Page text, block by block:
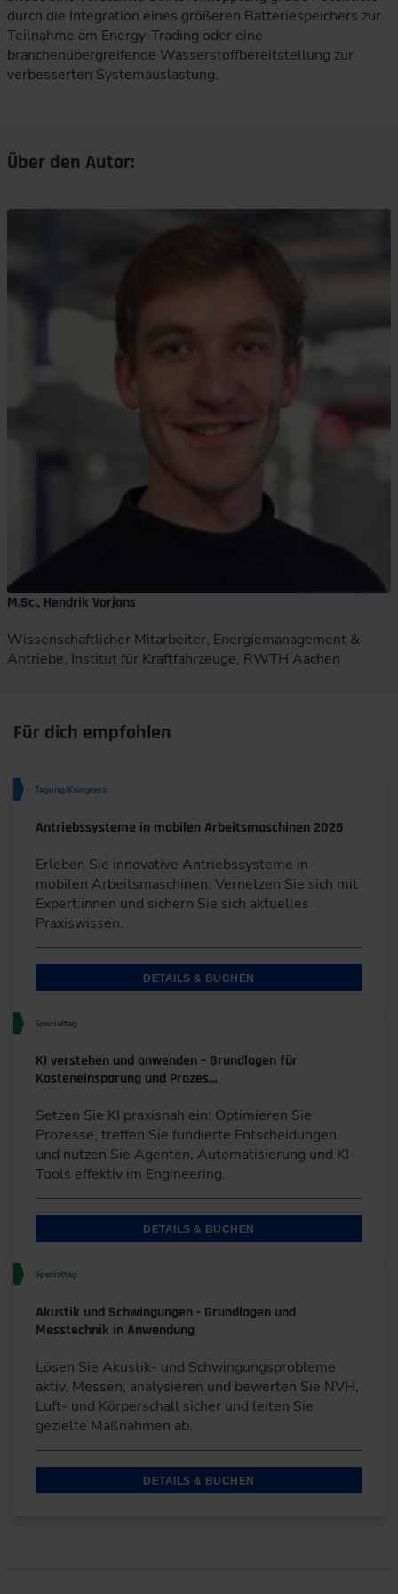
durch die Integration eines größeren Batteriespeichers zur
Teilnahme am Energy-Trading oder eine
branchenübergreifende Wasserstoffbereitstellung zur
verbesserten Systemauslastung.
Über den Autor:
M.Sc., Hendrik Vorjans
Wissenschaftlicher Mitarbeiter, Energiemanagement &
Antriebe, Institut für Kraftfahrzeuge, RWTH Aachen
Für dich empfohlen
Tagung/Kongress
Antriebssysteme in mobilen Arbeitsmaschinen 2026
Erleben Sie innovative Antriebssysteme in
mobilen Arbeitsmaschinen. Vernetzen Sie sich mit
Expert:innen und sichern Sie sich aktuelles
Praxiswissen.
DETAILS & BUCHEN
Spezialtag
KI verstehen und anwenden – Grundlagen für
Kosteneinsparung und Prozes…
Setzen Sie KI praxisnah ein: Optimieren Sie
Prozesse, treffen Sie fundierte Entscheidungen
und nutzen Sie Agenten, Automatisierung und KI-
Tools effektiv im Engineering.
DETAILS & BUCHEN
Spezialtag
Akustik und Schwingungen - Grundlagen und
Messtechnik in Anwendung
Lösen Sie Akustik- und Schwingungsprobleme
aktiv. Messen, analysieren und bewerten Sie NVH,
Luft- und Körperschall sicher und leiten Sie
gezielte Maßnahmen ab.
DETAILS & BUCHEN